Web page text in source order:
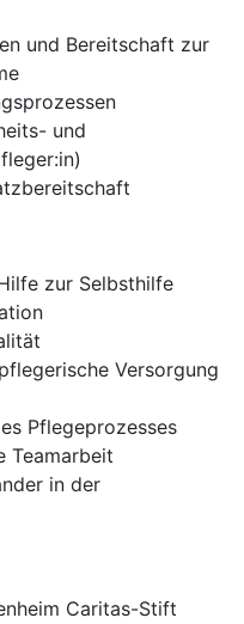
und Bereitschaft zur
und
zur Selbsthilfe
Versorgung
Pflegeprozesses
Teamarbeit
in der
Caritas-Stift